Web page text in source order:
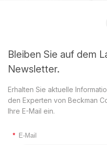
Bleiben Sie auf dem
Newsletter.
Erhalten Sie aktuelle
den Experten von Beckman
Ihre E-Mail ein.
* E-Mail